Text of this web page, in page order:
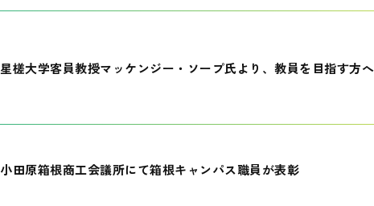
星槎大学客員教授マッケンジー・ソープ氏より、教員を目指す方
小田原箱根商工会議所にて箱根キャンパス職員が表彰